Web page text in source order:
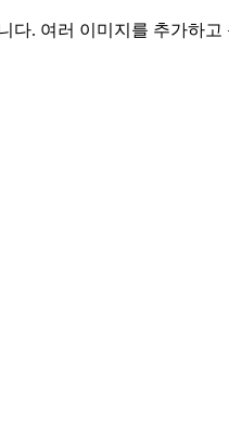
다. 여러 이미지를 추가하